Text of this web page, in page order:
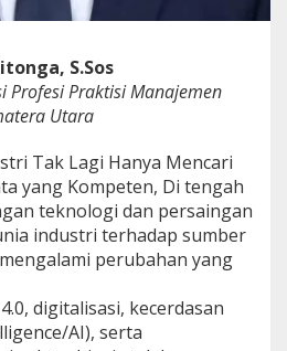
S.Sos
Profesi Praktisi Manajemen
Utara
Tak Lagi Hanya Mencari
yang Kompeten, Di tengah
teknologi dan persaingan
industri terhadap sumber
perubahan yang
digitalisasi, kecerdasan
AI), serta